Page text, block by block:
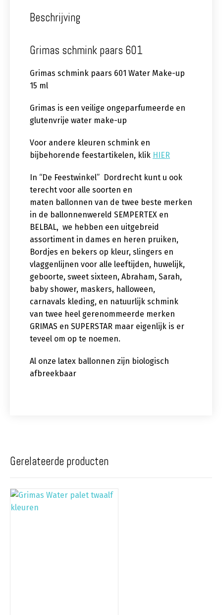
Beschrijving
Grimas schmink paars 601
Grimas schmink paars 601 Water Make-up
15 ml
Grimas is een veilige ongeparfumeerde en
glutenvrije water make-up
Voor andere kleuren schmink en
bijbehorende feestartikelen, klik HIER
In “De Feestwinkel” Dordrecht kunt u ook
terecht voor alle soorten en
maten ballonnen van de twee beste merken
in de ballonnenwereld SEMPERTEX en
BELBAL, we hebben een uitgebreid
assortiment in dames en heren pruiken,
Bordjes en bekers op kleur, slingers en
vlaggenlijnen voor alle leeftijden, huwelijk,
geboorte, sweet sixteen, Abraham, Sarah,
baby shower, maskers, halloween,
carnavals kleding, en natuurlijk schmink
van twee heel gerenommeerde merken
GRIMAS en SUPERSTAR maar eigenlijk is er
teveel om op te noemen.
Al onze latex ballonnen zijn biologisch
afbreekbaar
Gerelateerde producten